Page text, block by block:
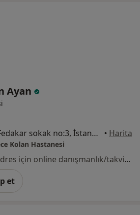
Ayan
Fatih Mahallesi Fedakar sokak no:3, İstanbul • Harita
Kolan Hastanesi
Bu uzman ilgili adres için online danışmanlık/takvim sunmuyor.
et